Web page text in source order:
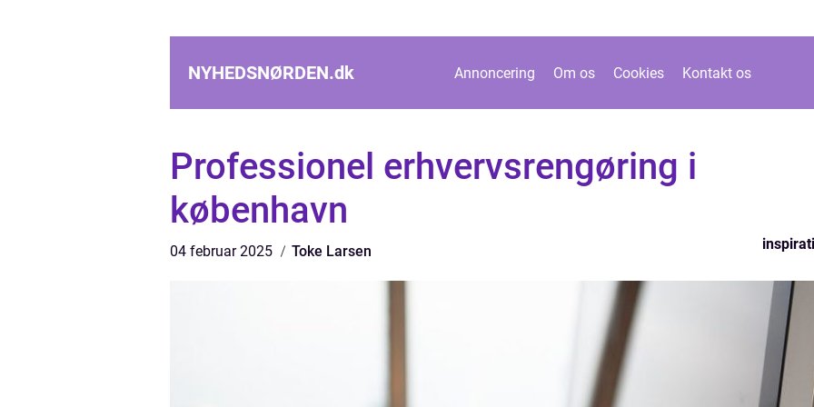
NYHEDSNØRDEN.dk Annoncering Om os Cookies Kontakt os
Professionel erhvervsrengøring i
københavn
04 februar 2025 Toke Larsen